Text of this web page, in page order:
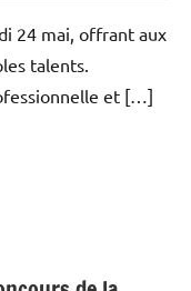
24 mai, offrant aux
talents.
et […]